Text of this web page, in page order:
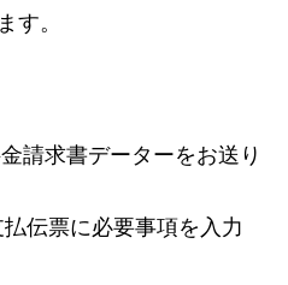
す。
請求書データーをお送り
伝票に必要事項を入力